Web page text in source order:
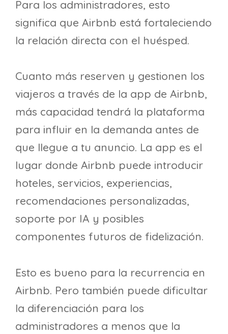
Para los administradores, esto
significa que Airbnb está fortaleciendo
la relación directa con el huésped.
Cuanto más reserven y gestionen los
viajeros a través de la app de Airbnb,
más capacidad tendrá la plataforma
para influir en la demanda antes de
que llegue a tu anuncio. La app es el
lugar donde Airbnb puede introducir
hoteles, servicios, experiencias,
recomendaciones personalizadas,
soporte por IA y posibles
componentes futuros de fidelización.
Esto es bueno para la recurrencia en
Airbnb. Pero también puede dificultar
la diferenciación para los
administradores a menos que la